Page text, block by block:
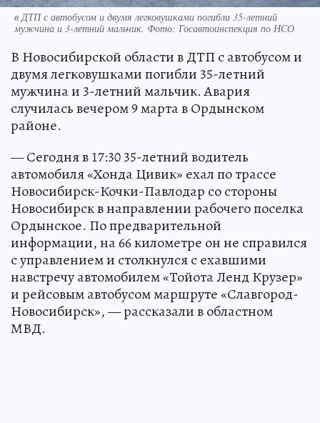
в ДТП с автобусом и двумя легковушками погибли 35-летний
мужчина и 3-летний мальчик. Фото: Госавтоинспекция по НСО
В Новосибирской области в ДТП с автобусом и
двумя легковушками погибли 35-летний
мужчина и 3-летний мальчик. Авария
случилась вечером 9 марта в Ордынском
районе.
— Сегодня в 17:30 35-летний водитель
автомобиля «Хонда Цивик» ехал по трассе
Новосибирск-Кочки-Павлодар со стороны
Новосибирск в направлении рабочего поселка
Ордынское. По предварительной
информации, на 66 километре он не справился
с управлением и столкнулся с ехавшими
навстречу автомобилем «Тойота Ленд Крузер»
и рейсовым автобусом маршруте «Славгород-
Новосибирск», — рассказали в областном
МВД.